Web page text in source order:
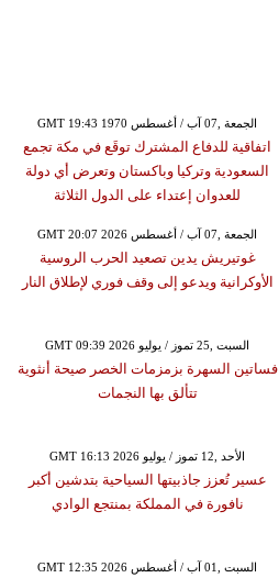
GMT 19:43 1970 الجمعة ,07 آب / أغسطس
اتفاقية للدفاع المشترك توقَع في مكة تجمع
السعودية وتركيا وباكستان وتعرض أي دولة
للعدوان إعتداء على الدول الثلاثة
GMT 20:07 2026 الجمعة ,07 آب / أغسطس
غوتيريش يدين تصعيد الحرب الروسية
الأوكرانية ويدعو إلى وقف فوري لإطلاق النار
GMT 09:39 2026 السبت ,25 تموز / يوليو
فساتين السهرة بزمزمات الخصر صيحة أنثوية
تتألق بها النجمات
GMT 16:13 2026 الأحد ,12 تموز / يوليو
عسير تُعزز جاذبيتها السياحية بتدشين أكبر
نافورة في المملكة بمنتجع الوادي
GMT 12:35 2026 السبت ,01 آب / أغسطس